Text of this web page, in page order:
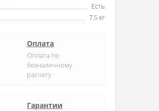
Есть
7.5 кг
Оплата
Оплата по
безналичному
расчету
Гарантии